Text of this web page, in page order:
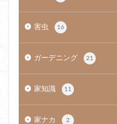
害虫 16
ガーデニング 21
家知識 11
家ナカ 2